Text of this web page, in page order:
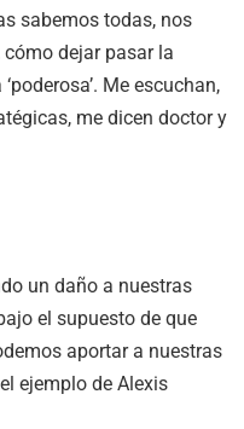
sabemos todas, nos
dejar pasar la
Me escuchan,
me dicen doctor y
un daño a nuestras
el supuesto de que
aportar a nuestras
ejemplo de Alexis